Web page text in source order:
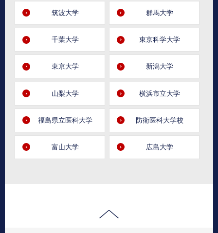
筑波大学 群馬大学
千葉大学 東京科学大学
東京大学 新潟大学
山梨大学 横浜市立大学
福島県立医科大学 防衛医科大学校
富山大学 広島大学